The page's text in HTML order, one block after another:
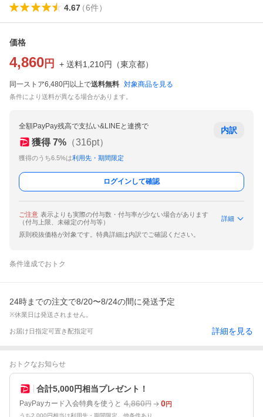
4.67（6件）
価格
4,860 円 + 送料1,210円 （東京都）
同一ストア6,480円以上で送料無料 対象商品を見る
条件により送料が異なる場合があります。
全額PayPay残高で支払い&LINEと連携で
獲得 7% （316pt）
獲得のうち6.5%は利用先・期間限定
内訳
ログインして確認
ご注意 表示よりも実際の付与数・付与率が少ない場合があります
（付与上限、未確定の付与等）
詳細
原則税抜価格が対象です。特典詳細は内訳でご確認ください。
条件達成でおトク
24時までの注文で8/20〜8/24の間に発送予定
※休業日は発送されません。
お届け日指定可置き配指定可 詳細を見る
おトクなお知らせ
合計5,000円相当プレゼント！
PayPayカード入会特典を使うと 4,860円 0円
うち2,000円相当は利用先・期間限定。他条件あり